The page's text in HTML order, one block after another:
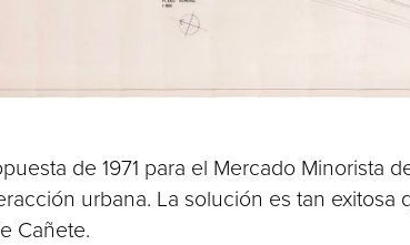
de 1971 para el Mercado Minorista
urbana. La solución es tan exitosa
Cañete.